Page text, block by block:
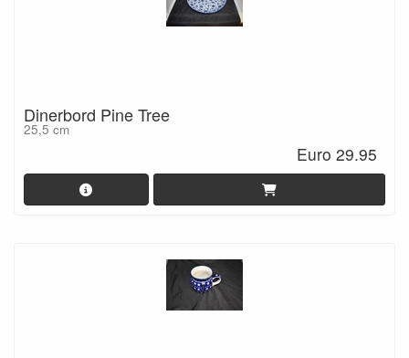
Dinerbord Pine Tree
25,5 cm
Euro 29.95